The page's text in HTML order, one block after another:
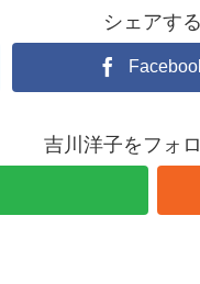
シェアする
吉川洋子をフォ